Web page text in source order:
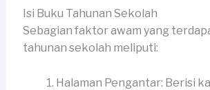
Isi Buku Tahunan Sekolah
Sebagian faktor awam yang
tahunan sekolah meliputi:
Halaman Pengantar: Berisi